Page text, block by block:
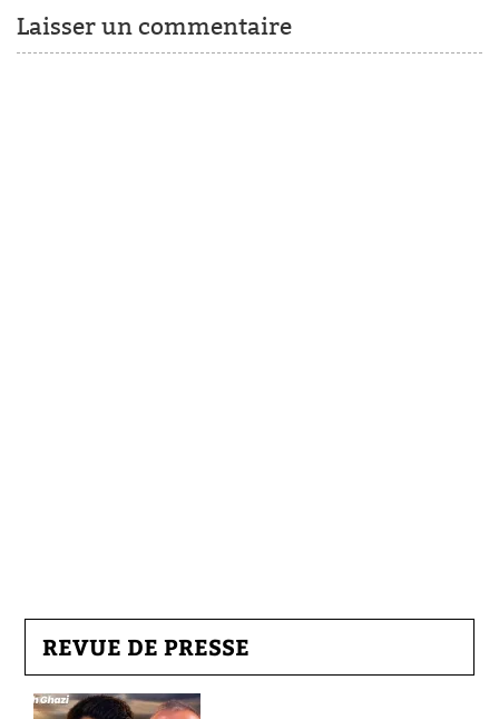
Laisser un commentaire
REVUE DE PRESSE